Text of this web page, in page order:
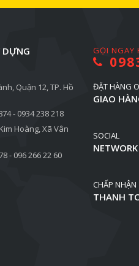
DỰNG
Quận 12, TP. Hồ
- 0934 238 218
Hoàng, Xã Vân
- 096 266 22 60
GỌI NGAY
ĐẶT HÀNG
GIAO
SOCIAL
NETWORK
CHẤP NHẬN
THANH